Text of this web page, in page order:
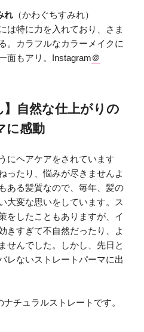
れ （かわぐちすみれ）
は特に力を入れており、さま
。カラフルなカラーメイクに
面もアリ。Instagram＠
】自然な仕上がりの
に感動
にヘアケアをされています
ったり、悩みが尽きませんよ
ある髪質なので、毎年、髪の
大変な思いをしています。ス
をしたこともありますが、イ
きすぎて不自然だったり、よ
せんでした。しかし、先日と
レないストレートパーマに出
チュラルストレートです。